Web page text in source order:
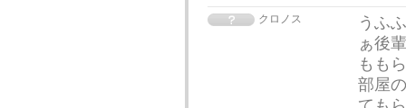
クロノス
うふ
ぁ後
もも
部屋